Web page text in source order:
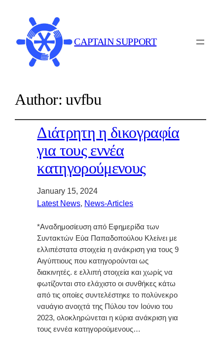
CAPTAIN SUPPORT
Author:uvfbu
Διάτρητη η δικογραφία
για τους εννέα
κατηγορούμενους
January 15, 2024
Latest News, News-Articles
*Αναδημοσίευση από Εφημερίδα των
Συντακτών Εύα Παπαδοπούλου Κλείνει με
ελλιπέστατα στοιχεία η ανάκριση για τους 9
Αιγύπτιους που κατηγορούνται ως
διακινητές. ε ελλιπή στοιχεία και χωρίς να
φωτίζονται στο ελάχιστο οι συνθήκες κάτω
από τις οποίες συντελέστηκε το πολύνεκρο
ναυάγιο ανοιχτά της Πύλου τον Ιούνιο του
2023, ολοκληρώνεται η κύρια ανάκριση για
τους εννέα κατηγορούμενους…